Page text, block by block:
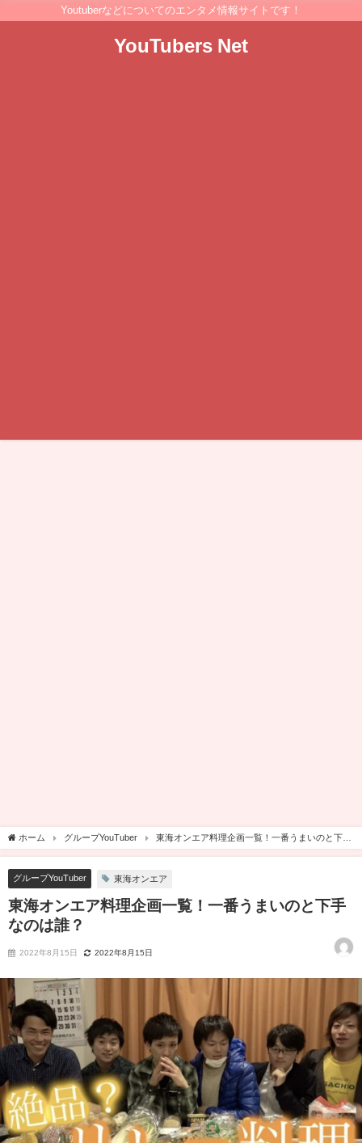
Youtuberなどについてのエンタメ情報サイトです！
YouTubers Net
ホーム グループYouTuber
東海オンエア料理企画一覧！一番うまいのと下手
なのは誰？
グループYouTuber 東海オンエア
東海オンエア料理企画一覧！一番うまいのと下手
なのは誰？
2022年8月15日 2022年8月15日